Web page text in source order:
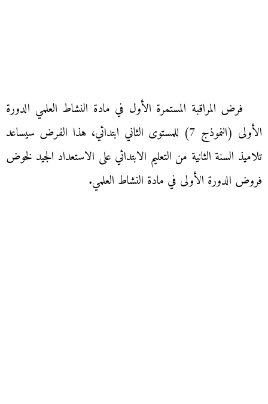
فرض المراقبة المستمرة الأول في مادة النشاط العلمي الدورة
الأولى (النموذج 7) للمستوى الثاني ابتدائي، هذا الفرض سيساعد
تلاميذ السنة الثانية من التعليم الابتدائي على الاستعداد الجيد لخوض
فروض الدورة الأولى في مادة النشاط العلمي.